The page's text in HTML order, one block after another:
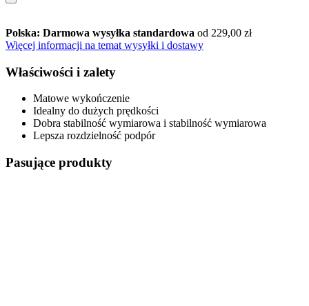
Polska: Darmowa wysyłka standardowa od 229,00 zł
Więcej informacji na temat wysyłki i dostawy
Właściwości i zalety
Matowe wykończenie
Idealny do dużych prędkości
Dobra stabilność wymiarowa i stabilność wymiarowa
Lepsza rozdzielność podpór
Pasujące produkty